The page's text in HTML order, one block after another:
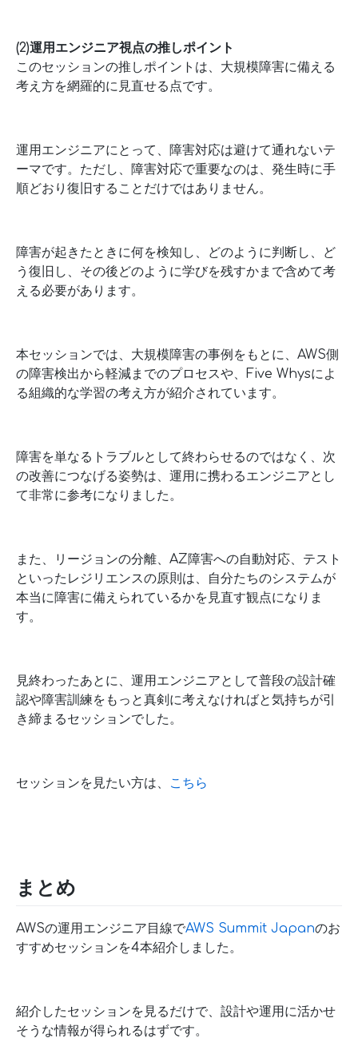
(2)運用エンジニア視点の推しポイント
このセッションの推しポイントは、大規模障害に備える
考え方を網羅的に見直せる点です。
運用エンジニアにとって、障害対応は避けて通れないテ
ーマです。ただし、障害対応で重要なのは、発生時に手
順どおり復旧することだけではありません。
障害が起きたときに何を検知し、どのように判断し、ど
う復旧し、その後どのように学びを残すかまで含めて考
える必要があります。
本セッションでは、大規模障害の事例をもとに、AWS側
の障害検出から軽減までのプロセスや、Five Whysによ
る組織的な学習の考え方が紹介されています。
障害を単なるトラブルとして終わらせるのではなく、次
の改善につなげる姿勢は、運用に携わるエンジニアとし
て非常に参考になりました。
また、リージョンの分離、AZ障害への自動対応、テスト
といったレジリエンスの原則は、自分たちのシステムが
本当に障害に備えられているかを見直す観点になりま
す。
見終わったあとに、運用エンジニアとして普段の設計確
認や障害訓練をもっと真剣に考えなければと気持ちが引
き締まるセッションでした。
セッションを見たい方は、 こちら
まとめ
AWSの運用エンジニア目線でAWS Summit Japanのお
すすめセッションを4本紹介しました。
紹介したセッションを見るだけで、設計や運用に活かせ
そうな情報が得られるはずです。